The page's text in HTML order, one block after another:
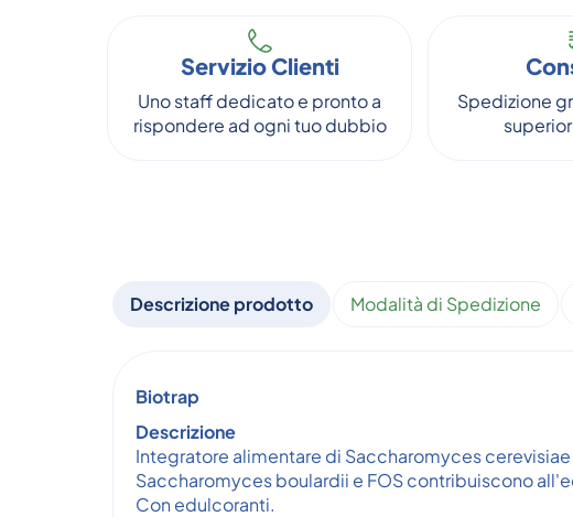
Servizio Clienti
Uno staff dedicato e pronto a
rispondere ad ogni tuo dubbio
Spedizione
Descrizione prodotto Modalità di Spedizione
Biotrap
Descrizione
Integratore alimentare di Saccharomyces cerevisiae
Saccharomyces boulardii e FOS contribuiscono
Con edulcoranti.